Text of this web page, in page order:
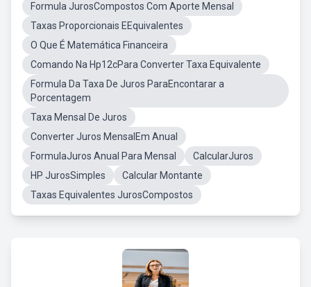
Formula JurosCompostos Com Aporte Mensal
Taxas Proporcionais EEquivalentes
O Que É Matemática Financeira
Comando Na Hp12cPara Converter Taxa Equivalente
Formula Da Taxa De Juros ParaEncontarar a
Porcentagem
Taxa Mensal De Juros
Converter Juros MensalEm Anual
FormulaJuros Anual Para Mensal
CalcularJuros
HP JurosSimples
Calcular Montante
Taxas Equivalentes JurosCompostos